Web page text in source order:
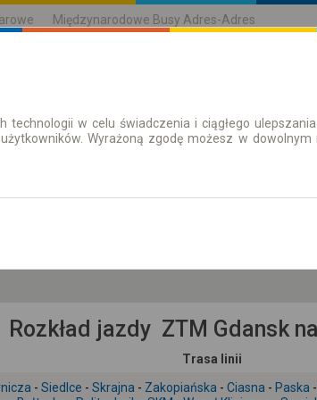
Międzynarodowe Busy Adres-Adres
| Bilety Bilety okresowe
Rozkład jazdy ZTM Gdansk
Trasa linii
- Siedlce - Skrajna - Zakopiańska - Ciasna - Paska -
technologii w celu świadczenia i ciągłego
Wyrażoną zgodę możesz w